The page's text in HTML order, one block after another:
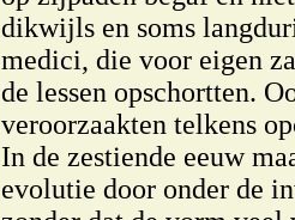
dikwijls en soms
medici, die voor eigen
de lessen opschortten.
veroorzaakten telkens
In de zestiende eeuw
evolutie door onder de